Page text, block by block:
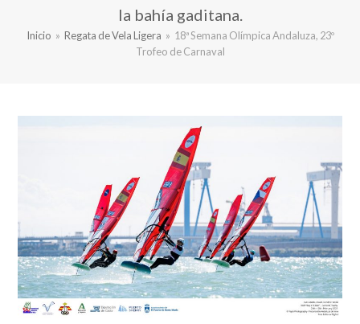
la bahía gaditana.
Inicio » Regata de Vela Ligera » 18ª Semana Olímpica Andaluza, 23º
Trofeo de Carnaval